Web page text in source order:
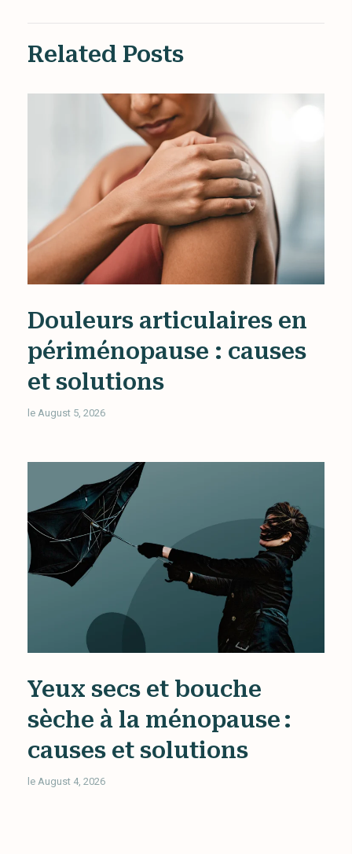
Related Posts
Douleurs articulaires en
périménopause : causes
et solutions
le August 5, 2026
Yeux secs et bouche
sèche à la ménopause :
causes et solutions
le August 4, 2026